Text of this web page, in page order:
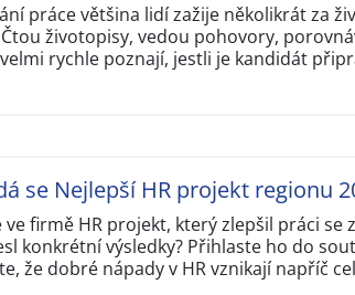
práce většina lidí zažije několikrát za
životopisy, vedou pohovory,
rychle poznají, jestli je kandidát
se Nejlepší HR projekt regionu
ve firmě HR projekt, který zlepšil práci
konkrétní výsledky? Přihlaste ho do
že dobré nápady v HR vznikají napříč